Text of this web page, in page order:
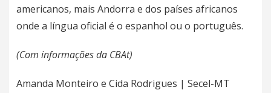
americanos, mais Andorra e dos países africanos
onde a língua oficial é o espanhol ou o português.
(Com informações da CBAt)
Amanda Monteiro e Cida Rodrigues | Secel-MT